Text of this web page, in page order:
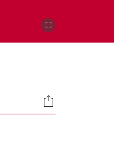
Socials